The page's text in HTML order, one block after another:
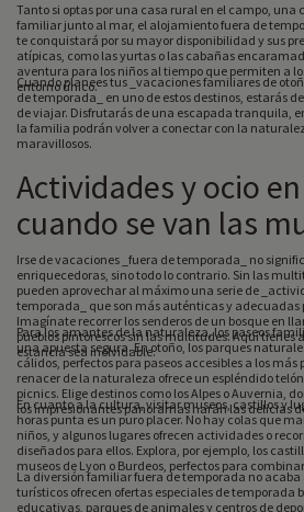
Tanto si optas por una casa rural en el campo, una
familiar junto al mar, el alojamiento fuera de
te conquistará por su mayor disponibilidad y sus
atípicas, como las yurtas o las cabañas
aventura para los niños al tiempo que permiten a
entorno único.
Cuando planees tus _vacaciones familiares de
de temporada_ en uno de estos destinos, estarás
de viajar. Disfrutarás de una escapada tranquila,
la familia podrán volver a conectar con la
maravillosos.
Actividades y ocio
cuando se van las
Irse de vacaciones _fuera de temporada_ no
enriquecedoras, sino todo lo contrario. Sin las
pueden aprovechar al máximo una serie de
temporada_ que son más auténticas y adecuadas
Imagínate recorrer los senderos de un bosque en
pueblos pintorescos sin las multitudes. Aquí tienes
estancia sea inolvidable.
Para los amantes de la naturaleza, los paseos
una apuesta segura. En otoño, los parques
cálidos, perfectos para paseos accesibles a los
renacer de la naturaleza ofrece un espléndido
picnics. Elige destinos como los Alpes o Auvernia,
los impresionantes panoramas harán las delicias
En cuanto a la cultura, visitar museos, castillos y
horas punta es un puro placer. No hay colas que
niños, y algunos lugares ofrecen actividades o
diseñados para ellos. Explora, por ejemplo, los
museos de Lyon o Burdeos, perfectos para
La diversión familiar fuera de temporada no
turísticos ofrecen ofertas especiales de temporada
educativas, parques de animales y centros de